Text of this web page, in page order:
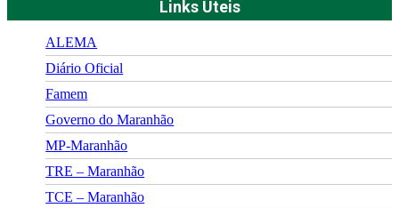
Links Úteis
ALEMA
Diário Oficial
Famem
Governo do Maranhão
MP-Maranhão
TRE – Maranhão
TCE – Maranhão